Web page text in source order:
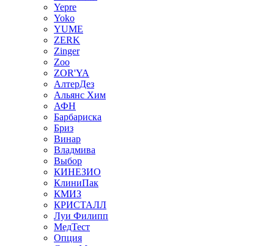
Yepre
Yoko
YUME
ZERK
Zinger
Zoo
ZOR'YA
АлтерДез
Альянс Хим
АФН
Барбариска
Бриз
Винар
Владмива
Выбор
КИНЕЗИО
КлиниПак
КМИЗ
КРИСТАЛЛ
Луи Филипп
МедТест
Опция